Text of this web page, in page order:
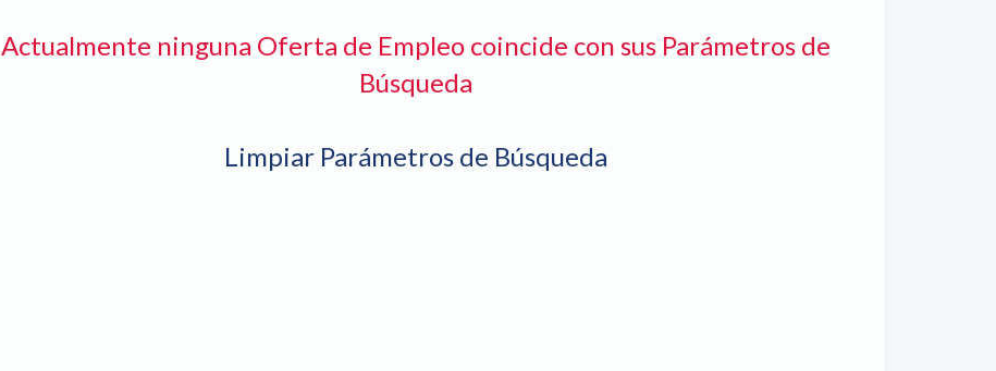
Actualmente ninguna Oferta de Empleo coincide con sus Parámetros de
Búsqueda
Limpiar Parámetros de Búsqueda